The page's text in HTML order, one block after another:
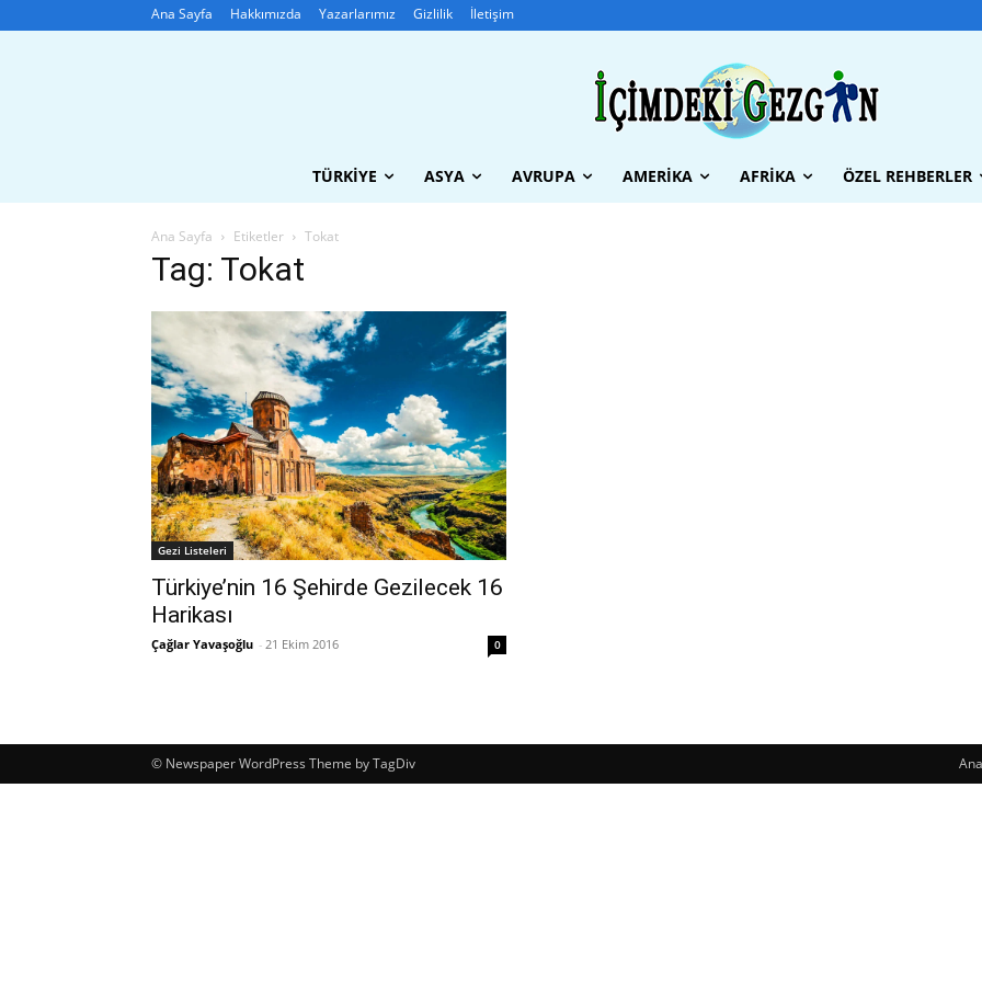
Ana Sayfa Hakkımızda Yazarlarımız Gizlilik İletişim
TÜRKIYE ASYA AVRUPA AMERIKA AFRIKA ÖZEL REHBERLER
Ana Sayfa Etiketler Tokat
Tag: Tokat
Gezi Listeleri
Türkiye’nin 16 Şehirde Gezilecek 16
Harikası
Çağlar Yavaşoğlu - 21 Ekim 2016 0
© Newspaper WordPress Theme by TagDiv